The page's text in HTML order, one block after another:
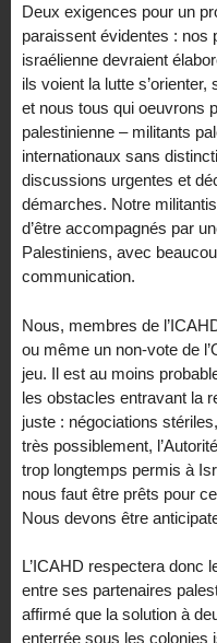
Deux exigences pour un
paraissent évidentes : nos
israélienne devraient
ils voient la lutte s’orienter,
et nous tous qui oeuvrons
palestinienne – militants
internationaux sans
discussions urgentes et
démarches. Notre
d’être accompagnés par
Palestiniens, avec
communication.
Nous, membres de
ou même un non-vote de
jeu. Il est au moins
les obstacles entravant la
juste : négociations
très possiblement,
trop longtemps permis à
nous faut être prêts pour
Nous devons être
L’ICAHD respectera donc
entre ses partenaires
affirmé que la solution à
enterrée sous les colonies